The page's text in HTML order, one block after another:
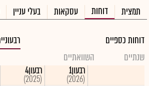
תמצית דוחות עסקאות בעלי עניין
דוחות כספיים
שנתיים
השוואתיים
רבעון1
(2026)
רבעון4
(2025)